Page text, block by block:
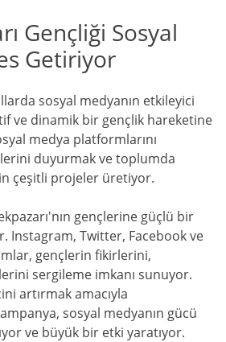
Gençliği Sosyal
Getiriyor
sosyal medyanın etkileyici
ve dinamik bir gençlik hareketine
medya platformlarını
duyurmak ve toplumda
çeşitli projeler üretiyor.
gençlerine güçlü bir
Instagram, Twitter, Facebook ve
gençlerin fikirlerini,
sergileme imkanı sunuyor.
artırmak amacıyla
sosyal medyanın gücü
ve büyük bir etki yaratıyor.